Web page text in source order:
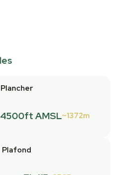
Plancher
4500ft AMSL 1372m
Plafond